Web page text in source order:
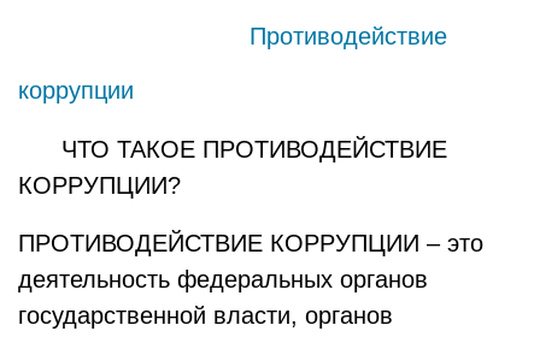
Противодействие
коррупции
ЧТО ТАКОЕ ПРОТИВОДЕЙСТВИЕ
КОРРУПЦИИ?
ПРОТИВОДЕЙСТВИЕ КОРРУПЦИИ – это
деятельность федеральных органов
государственной власти, органов